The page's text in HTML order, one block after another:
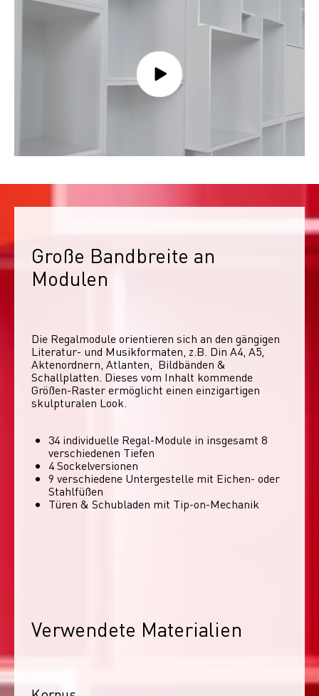
Große Bandbreite an
Modulen
Die Regalmodule orientieren sich an den gängigen
Literatur- und Musikformaten, z.B. Din A4, A5,
Aktenordnern, Atlanten,  Bildbänden &
Schallplatten. Dieses vom Inhalt kommende
Größen-Raster ermöglicht einen einzigartigen
skulpturalen Look.
34 individuelle Regal-Module​ in insgesamt 8
verschiedenen Tiefen
4 Sockelversionen​
9 verschiedene Untergestelle mit Eichen- oder
Stahlfüßen
Türen & Schubladen mit Tip-on-Mechanik
Verwendete Materialien